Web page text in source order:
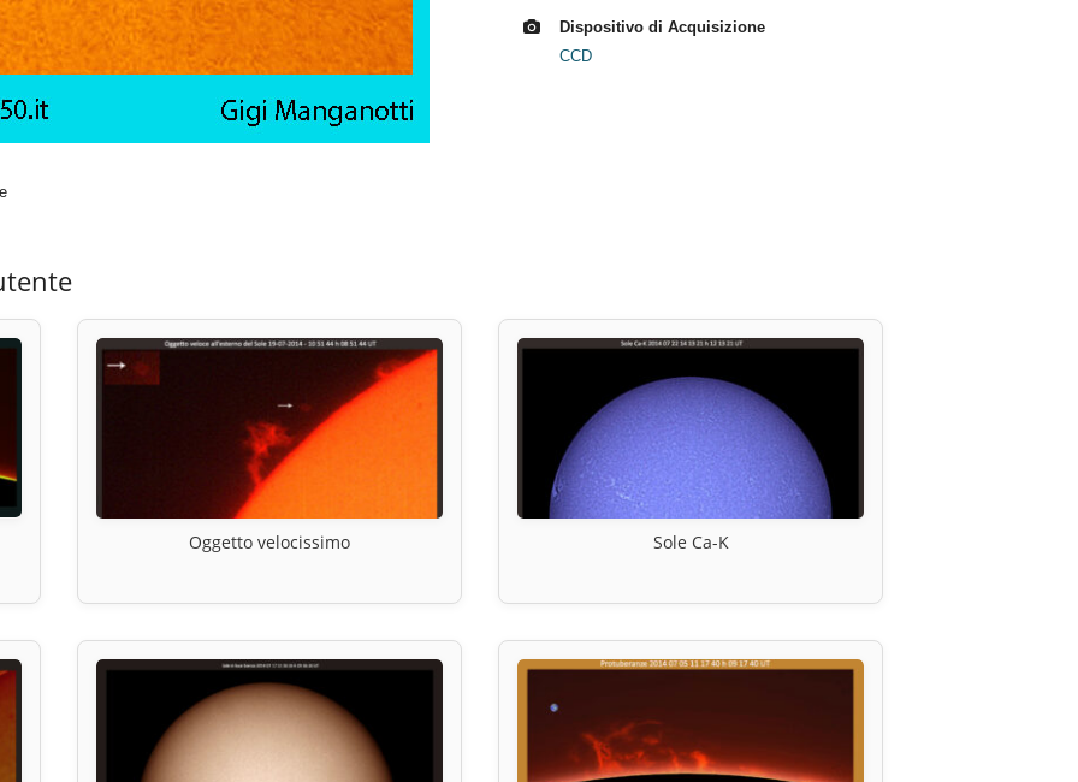
Dispositivo di Acquisizione
CCD
Oggetto velocissimo Sole Ca-K